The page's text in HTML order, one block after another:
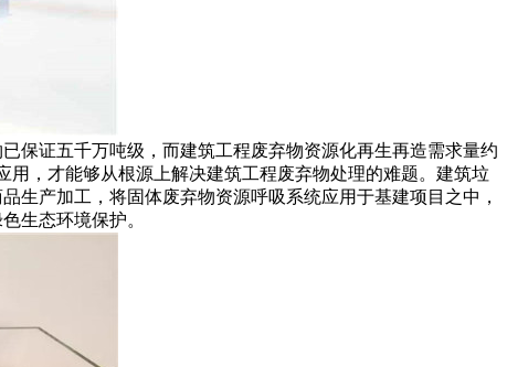
保证五千万吨级，而建筑工程废弃物资源化再生再造需求量约
，才能够从根源上解决建筑工程废弃物处理的难题。 建筑垃
生产加工，将固体废弃物资源呼吸系统应用于基建项目之中，
生态环境保护。